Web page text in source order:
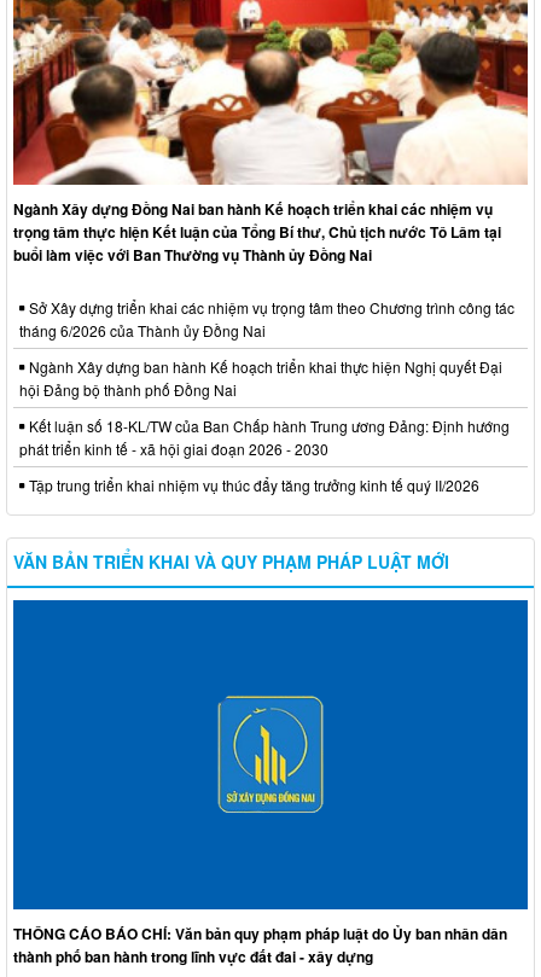
Ngành Xây dựng Đồng Nai ban hành Kế hoạch triển khai các nhiệm vụ
trọng tâm thực hiện Kết luận của Tổng Bí thư, Chủ tịch nước Tô Lâm tại
buổi làm việc với Ban Thường vụ Thành ủy Đồng Nai
Sở Xây dựng triển khai các nhiệm vụ trọng tâm theo Chương trình công tác
tháng 6/2026 của Thành ủy Đồng Nai
Ngành Xây dựng ban hành Kế hoạch triển khai thực hiện Nghị quyết Đại
hội Đảng bộ thành phố Đồng Nai
Kết luận số 18-KL/TW của Ban Chấp hành Trung ương Đảng: Định hướng
phát triển kinh tế - xã hội giai đoạn 2026 - 2030
Tập trung triển khai nhiệm vụ thúc đẩy tăng trưởng kinh tế quý II/2026
VĂN BẢN TRIỂN KHAI VÀ QUY PHẠM PHÁP LUẬT MỚI
THÔNG CÁO BÁO CHÍ: Văn bản quy phạm pháp luật do Ủy ban nhân dân
thành phố ban hành trong lĩnh vực đất đai - xây dựng